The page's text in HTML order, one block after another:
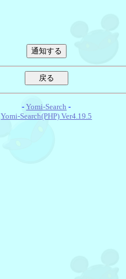
-Yomi-Search -
Yomi-Search(PHP) Ver4.19.5